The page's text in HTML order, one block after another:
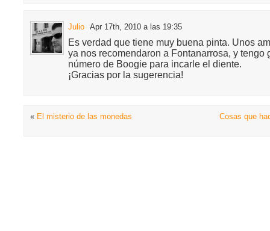
Julio Apr 17th, 2010 a las 19:35
Es verdad que tiene muy buena pinta. Unos
ya nos recomendaron a Fontanarrosa, y tengo
número de Boogie para incarle el diente.
¡Gracias por la sugerencia!
« El misterio de las monedas Cosas que